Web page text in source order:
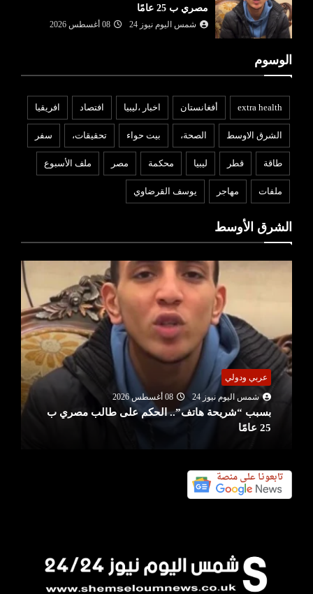
مصري ب 25 عامًا
شمس اليوم نيوز 24 08 أغسطس 2026
الوسوم
extra health أفغانستان اخبار ،ليبيا افتصاد افريقيا
الشرق الاوسط الصحة، بيت حواء تحقيقات، سفر
طاقة قطر ليبيا محكمة مصر ملف الأسبوع
ملفات مهاجر يوسف القرضاوي
الشرق الأوسط
عربي ودولي
شمس اليوم نيوز 24
08 أغسطس 2026
بسبب “شريحة هاتف”.. الحكم على طالب مصري ب
25 عامًا